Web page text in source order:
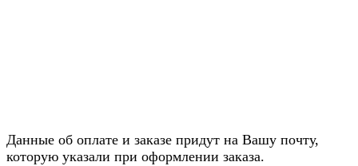
Данные об оплате и заказе придут на Вашу почту,
которую указали при оформлении заказа.